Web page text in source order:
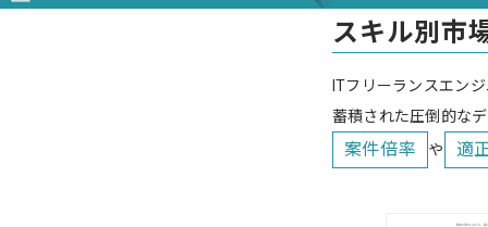
スキル別市
ITフリーランスエン
蓄積された圧倒的な
案件倍率 や 適